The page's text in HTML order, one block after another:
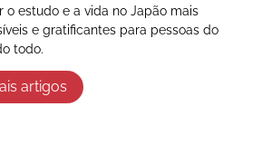
o estudo e a vida no Japão mais
e gratificantes para pessoas do
todo.
artigos